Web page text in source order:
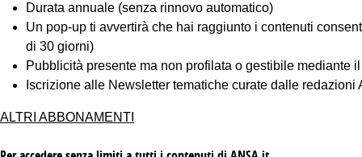
Durata annuale (senza rinnovo automatico)
Un pop-up ti avvertirà che hai raggiunto i contenuti
di 30 giorni)
Pubblicità presente ma non profilata o gestibile mediante
Iscrizione alle Newsletter tematiche curate dalle redazioni
ALTRI ABBONAMENTI